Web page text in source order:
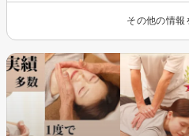
その他の情報